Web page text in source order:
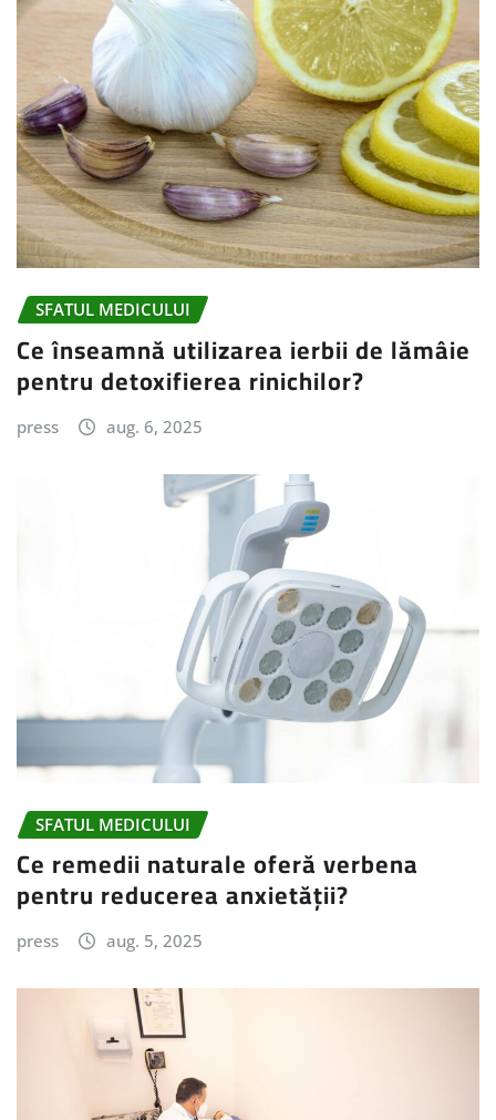
SFATUL MEDICULUI
Ce înseamnă utilizarea ierbii de lămâie
pentru detoxifierea rinichilor?
press aug. 6, 2025
SFATUL MEDICULUI
Ce remedii naturale oferă verbena
pentru reducerea anxietății?
press aug. 5, 2025